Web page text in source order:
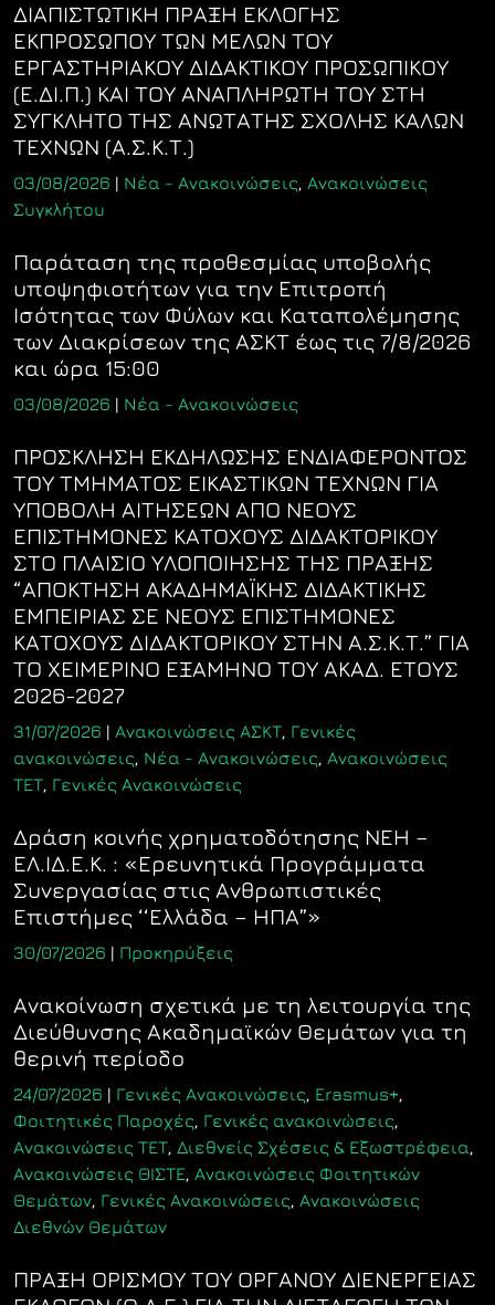
ΔΙΑΠΙΣΤΩΤΙΚΗ ΠΡΑΞΗ ΕΚΛΟΓΗΣ
ΕΚΠΡΟΣΩΠΟΥ ΤΩΝ ΜΕΛΩΝ ΤΟΥ
ΕΡΓΑΣΤΗΡΙΑΚΟΥ ΔΙΔΑΚΤΙΚΟΥ ΠΡΟΣΩΠΙΚΟΥ
(Ε.ΔΙ.Π.) ΚΑΙ ΤΟΥ ΑΝΑΠΛΗΡΩΤΗ ΤΟΥ ΣΤΗ
ΣΥΓΚΛΗΤΟ ΤΗΣ ΑΝΩΤΑΤΗΣ ΣΧΟΛΗΣ ΚΑΛΩΝ
ΤΕΧΝΩΝ (Α.Σ.Κ.Τ.)
03/08/2026 | Νέα - Ανακοινώσεις, Ανακοινώσεις
Συγκλήτου
Παράταση της προθεσμίας υποβολής
υποψηφιοτήτων για την Επιτροπή
Ισότητας των Φύλων και Καταπολέμησης
των Διακρίσεων της ΑΣΚΤ έως τις 7/8/2026
και ώρα 15:00
03/08/2026 | Νέα - Ανακοινώσεις
ΠΡΟΣΚΛΗΣΗ ΕΚΔΗΛΩΣΗΣ ΕΝΔΙΑΦΕΡΟΝΤΟΣ
ΤΟΥ ΤΜΗΜΑΤΟΣ ΕΙΚΑΣΤΙΚΩΝ ΤΕΧΝΩΝ ΓΙΑ
ΥΠΟΒΟΛΗ ΑΙΤΗΣΕΩΝ ΑΠΟ ΝΕΟΥΣ
ΕΠΙΣΤΗΜΟΝΕΣ ΚΑΤΟΧΟΥΣ ΔΙΔΑΚΤΟΡΙΚΟΥ
ΣΤΟ ΠΛΑΙΣΙΟ ΥΛΟΠΟΙΗΣΗΣ ΤΗΣ ΠΡΑΞΗΣ
“ΑΠΟΚΤΗΣΗ ΑΚΑΔΗΜΑΪΚΗΣ ΔΙΔΑΚΤΙΚΗΣ
ΕΜΠΕΙΡΙΑΣ ΣΕ ΝΕΟΥΣ ΕΠΙΣΤΗΜΟΝΕΣ
ΚΑΤΟΧΟΥΣ ΔΙΔΑΚΤΟΡΙΚΟΥ ΣΤΗΝ Α.Σ.Κ.Τ.” ΓΙΑ
ΤΟ ΧΕΙΜΕΡΙΝΟ ΕΞΑΜΗΝΟ ΤΟΥ ΑΚΑΔ. ΕΤΟΥΣ
2026-2027
31/07/2026 | Ανακοινώσεις ΑΣΚΤ, Γενικές
ανακοινώσεις, Νέα - Ανακοινώσεις, Ανακοινώσεις
ΤΕΤ, Γενικές Ανακοινώσεις
Δράση κοινής χρηματοδότησης ΝΕΗ –
ΕΛ.ΙΔ.Ε.Κ. : «Ερευνητικά Προγράμματα
Συνεργασίας στις Ανθρωπιστικές
Επιστήμες ‘‘Ελλάδα – ΗΠΑ”»
30/07/2026 | Προκηρύξεις
Ανακοίνωση σχετικά με τη λειτουργία της
Διεύθυνσης Ακαδημαϊκών Θεμάτων για τη
θερινή περίοδο
24/07/2026 | Γενικές Ανακοινώσεις, Erasmus+,
Φοιτητικές Παροχές, Γενικές ανακοινώσεις,
Ανακοινώσεις ΤΕΤ, Διεθνείς Σχέσεις & Εξωστρέφεια,
Ανακοινώσεις ΘΙΣΤΕ, Ανακοινώσεις Φοιτητικών
Θεμάτων, Γενικές Ανακοινώσεις, Ανακοινώσεις
Διεθνών Θεμάτων
ΠΡΑΞΗ ΟΡΙΣΜΟΥ ΤΟΥ ΟΡΓΑΝΟΥ ΔΙΕΝΕΡΓΕΙΑΣ